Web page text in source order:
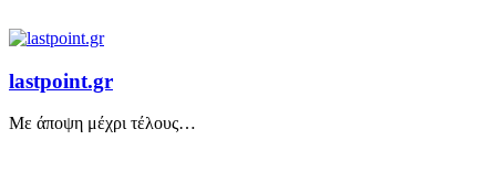
lastpoint.gr
Με άποψη μέχρι τέλους…